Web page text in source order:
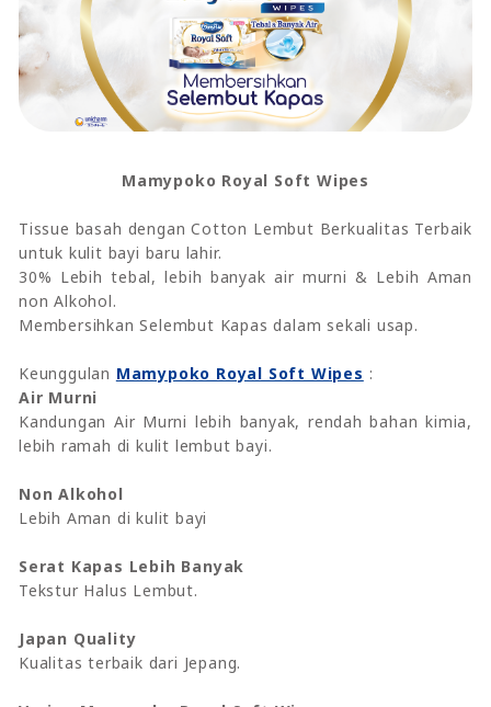
Mamypoko Royal Soft Wipes
Tissue basah dengan Cotton Lembut Berkualitas Terbaik
untuk kulit bayi baru lahir.
30% Lebih tebal, lebih banyak air murni & Lebih Aman
non Alkohol.
Membersihkan Selembut Kapas dalam sekali usap.
Keunggulan Mamypoko Royal Soft Wipes :
Air Murni
Kandungan Air Murni lebih banyak, rendah bahan kimia,
lebih ramah di kulit lembut bayi.
Non Alkohol
Lebih Aman di kulit bayi
Serat Kapas Lebih Banyak
Tekstur Halus Lembut.
Japan Quality
Kualitas terbaik dari Jepang.